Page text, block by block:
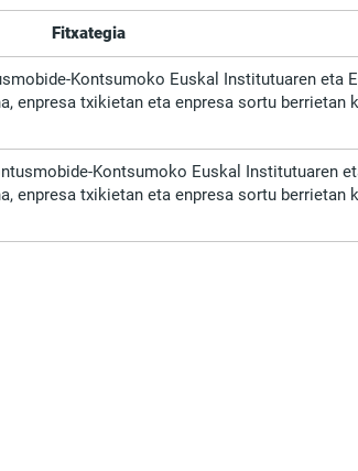
Fitxategia
Kontsumoko Euskal Institutuaren eta
enpresa txikietan eta enpresa sortu berrietan
Kontsumoko Euskal Institutuaren
enpresa txikietan eta enpresa sortu berrietan